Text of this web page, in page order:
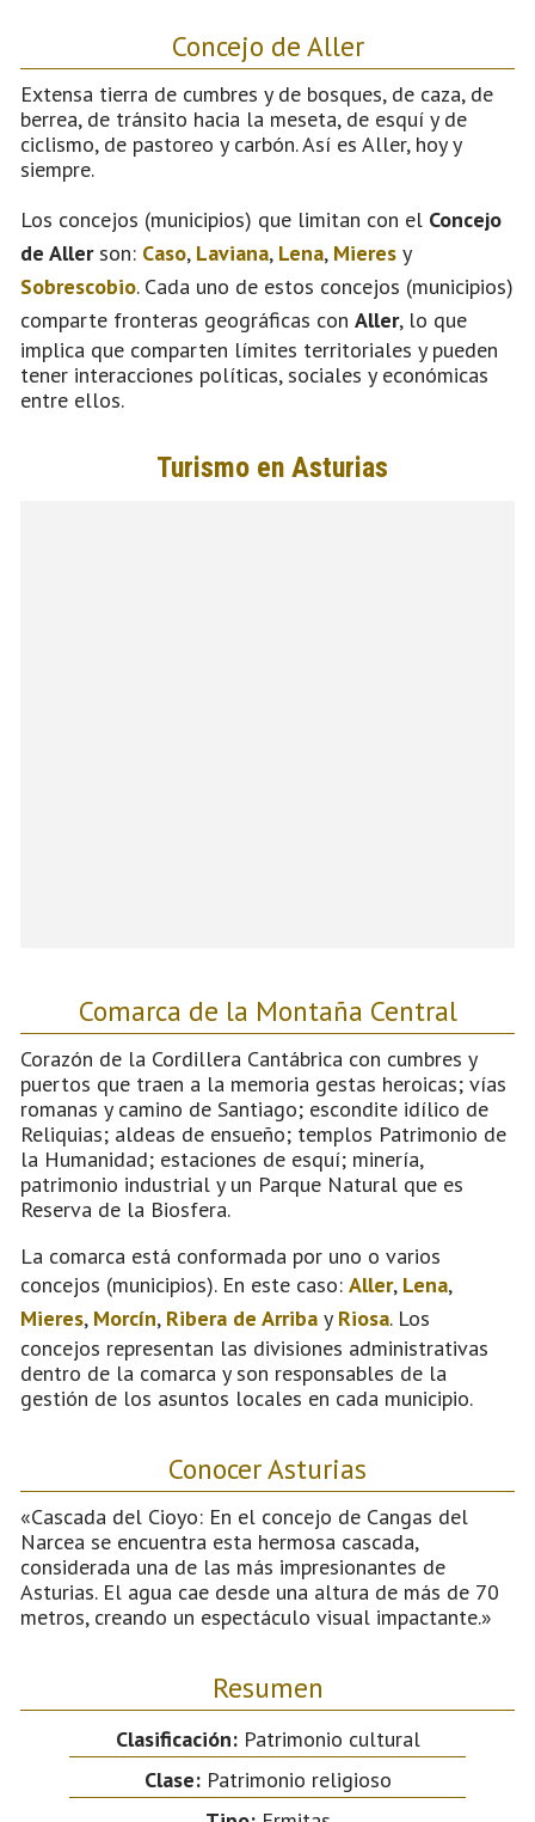
Concejo de Aller
Extensa tierra de cumbres y de bosques, de caza, de
berrea, de tránsito hacia la meseta, de esquí y de
ciclismo, de pastoreo y carbón. Así es Aller, hoy y
siempre.
Los concejos (municipios) que limitan con el Concejo
de Allerson: Caso, Laviana, Lena, Mieres y
Sobrescobio. Cada uno de estos concejos (municipios)
comparte fronteras geográficas con Aller, lo que
implica que comparten límites territoriales y pueden
tener interacciones políticas, sociales y económicas
entre ellos.
Comarca de la Montaña Central
Corazón de la Cordillera Cantábrica con cumbres y
puertos que traen a la memoria gestas heroicas; vías
romanas y camino de Santiago; escondite idílico de
Reliquias; aldeas de ensueño; templos Patrimonio de
la Humanidad; estaciones de esquí; minería,
patrimonio industrial y un Parque Natural que es
Reserva de la Biosfera.
La comarca está conformada por uno o varios
concejos (municipios). En este caso: Aller, Lena,
Mieres, Morcín, Ribera de Arriba y Riosa. Los
concejos representan las divisiones administrativas
dentro de la comarca y son responsables de la
gestión de los asuntos locales en cada municipio.
Conocer Asturias
«Cascada del Cioyo: En el concejo de Cangas del
Narcea se encuentra esta hermosa cascada,
considerada una de las más impresionantes de
Asturias. El agua cae desde una altura de más de 70
metros, creando un espectáculo visual impactante.»
Resumen
Clasificación:Patrimonio cultural
Clase:Patrimonio religioso